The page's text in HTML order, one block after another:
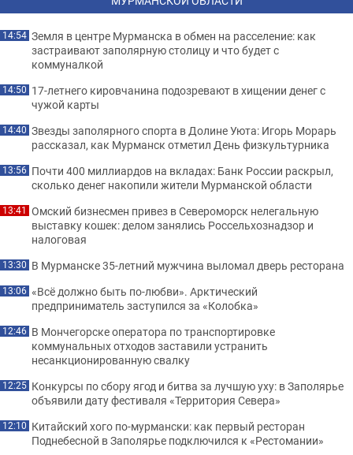
14:54 Земля в центре Мурманска в обмен на расселение: как
застраивают заполярную столицу и что будет с
коммуналкой
14:50 17-летнего кировчанина подозревают в хищении денег с
чужой карты
14:40 Звезды заполярного спорта в Долине Уюта: Игорь Морарь
рассказал, как Мурманск отметил День физкультурника
13:56 Почти 400 миллиардов на вкладах: Банк России раскрыл,
сколько денег накопили жители Мурманской области
13:41 Омский бизнесмен привез в Североморск нелегальную
выставку кошек: делом занялись Россельхознадзор и
налоговая
13:30 В Мурманске 35-летний мужчина выломал дверь ресторана
13:06 «Всё должно быть по-любви». Арктический
предприниматель заступился за «Колобка»
12:46 В Мончегорске оператора по транспортировке
коммунальных отходов заставили устранить
несанкционированную свалку
12:25 Конкурсы по сбору ягод и битва за лучшую уху: в Заполярье
объявили дату фестиваля «Территория Севера»
12:10 Китайский хого по-мурмански: как первый ресторан
Поднебесной в Заполярье подключился к «Рестомании»